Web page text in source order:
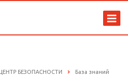
БЕЗОПАСНОСТИ База знаний